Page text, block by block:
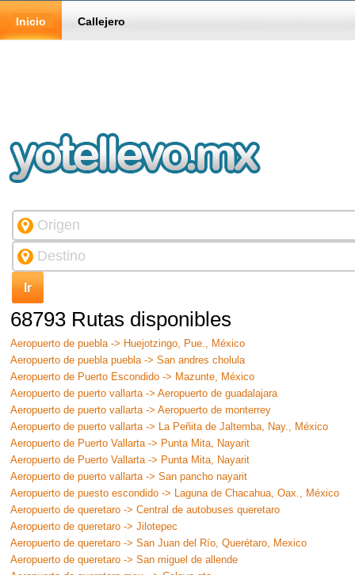
Inicio Callejero
68793 Rutas disponibles
Aeropuerto de puebla -> Huejotzingo, Pue., México
Aeropuerto de puebla puebla -> San andres cholula
Aeropuerto de Puerto Escondido -> Mazunte, México
Aeropuerto de puerto vallarta -> Aeropuerto de guadalajara
Aeropuerto de puerto vallarta -> Aeropuerto de monterrey
Aeropuerto de puerto vallarta -> La Peñita de Jaltemba, Nay., México
Aeropuerto de Puerto Vallarta -> Punta Mita, Nayarit
Aeropuerto de Puerto Vallarta -> Punta Mita, Nayarit
Aeropuerto de puerto vallarta -> San pancho nayarit
Aeropuerto de puesto escondido -> Laguna de Chacahua, Oax., México
Aeropuerto de queretaro -> Central de autobuses queretaro
Aeropuerto de queretaro -> Jilotepec
Aeropuerto de queretaro -> San Juan del Río, Querétaro, Mexico
Aeropuerto de queretaro -> San miguel de allende